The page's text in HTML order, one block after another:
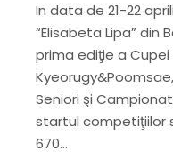
In data de 21-22
“Elisabeta Lipa”
prima ediţie a
Seniori şi
startul competiţiilor
670…